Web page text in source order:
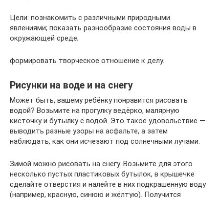
Цели: познакомить с различными природными
явлениями; показать разнообразие состояния воды в
окружающей среде;
формировать творческое отношение к делу.
Рисунки на воде и на снегу
Может быть, вашему ребёнку понравится рисовать
водой? Возьмите на прогулку ведёрко, малярную
кисточку и бутылку с водой. Это такое удовольствие —
выводить разные узоры на асфальте, а затем
наблюдать, как они исчезают под солнечными лучами.
Зимой можно рисовать на снегу. Возьмите для этого
несколько пустых пластиковых бутылок, в крышечке
сделайте отверстия и налейте в них подкрашенную воду
(например, красную, синюю и жёлтую). Получится